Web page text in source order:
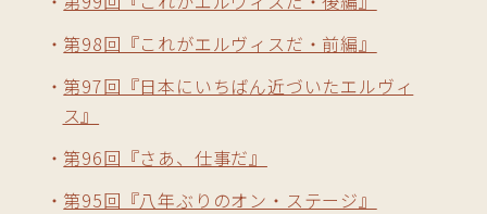
第98回『これがエルヴィスだ・前編』
第97回『日本にいちばん近づいたエルヴィ
ス』
第96回『さあ、仕事だ』
第95回『八年ぶりのオン・ステージ』